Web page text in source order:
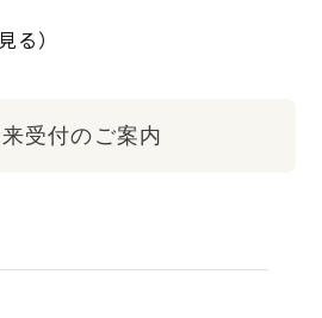
る）
受付のご案内